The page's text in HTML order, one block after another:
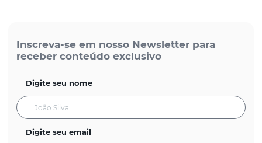
Inscreva-se em nosso Newsletter para
receber conteúdo exclusivo
Digite seu nome
Digite seu email